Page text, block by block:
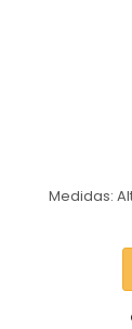
Medidas: